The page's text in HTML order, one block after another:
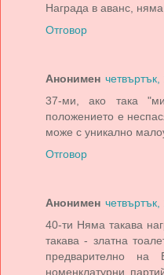
Награда в аванс,
Отговор
Анонимен
37-ми, ако така
положението е
може с уникално
Отговор
Анонимен
40-ти Няма такава
такава - златна
предварително
номенклатурни